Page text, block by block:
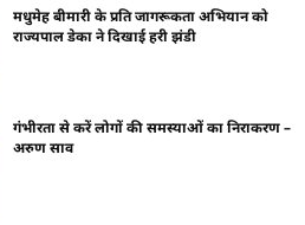
मधुमेह बीमारी के प्रति जागरूकता अभियान को
राज्यपाल डेका ने दिखाई हरी झंडी
गंभीरता से करें लोगों की समस्याओं का निराकरण –
अरुण साव